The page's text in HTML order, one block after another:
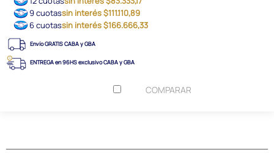
9 cuotassin interés $111.110,89
6 cuotassin interés $166.666,33
Envío GRATIS CABA y GBA
ENTREGA en 96HS exclusivo CABA y GBA
COMPARAR